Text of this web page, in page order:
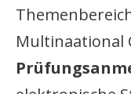
Multinaational